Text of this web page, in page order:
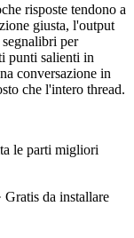
risposte tendono a
giusta, l'output
per
punti salienti in
conversazione in
che l'intero thread.
le parti migliori
da installare